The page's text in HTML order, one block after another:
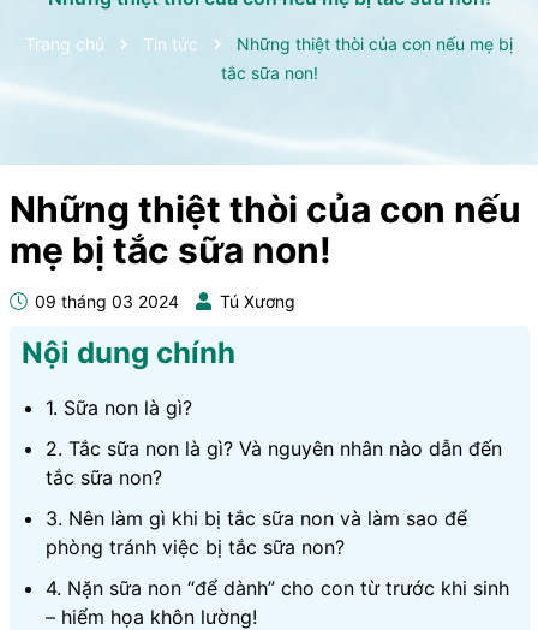
Trang chủ Tin tức
Những thiệt thòi của con nếu mẹ bị
tắc sữa non!
Những thiệt thòi của con nếu
mẹ bị tắc sữa non!
09 tháng 03 2024 Tú Xương
Nội dung chính
1. Sữa non là gì?
2. Tắc sữa non là gì? Và nguyên nhân nào dẫn đến
tắc sữa non?
3. Nên làm gì khi bị tắc sữa non và làm sao để
phòng tránh việc bị tắc sữa non?
4. Nặn sữa non “để dành” cho con từ trước khi sinh
– hiểm họa khôn lường!